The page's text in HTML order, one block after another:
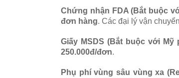
Chứng nhận FDA (Bắt buộc
đơn hàng. Các đại lý vận
Giấy MSDS (Bắt buộc với Mỹ
250.000đ/đơn.
Phụ phí vùng sâu vùng xa